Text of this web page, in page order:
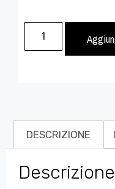
DESCRIZIONE
Descrizione